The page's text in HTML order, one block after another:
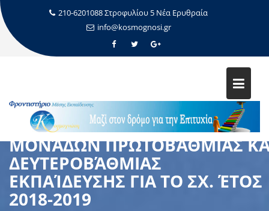
210-6201088 Στροφυλίου 5 Νέα Ερυθραία
info@kosmognosi.gr
Η ΕΓΚΎΚΛΙΟΣ ΓΙΑ ΤΙΣ
ΜΕΤΑΒΟΛΈΣ ΣΧΟΛΙΚΏΝ
ΜΟΝΆΔΩΝ ΠΡΩΤΟΒΆΘΜΙΑΣ
ΔΕΥΤΕΡΟΒΆΘΜΙΑΣ
ΕΚΠΑΊΔΕΥΣΗΣ ΓΙΑ ΤΟ ΣΧ. ΈΤΟΣ
2018-2019